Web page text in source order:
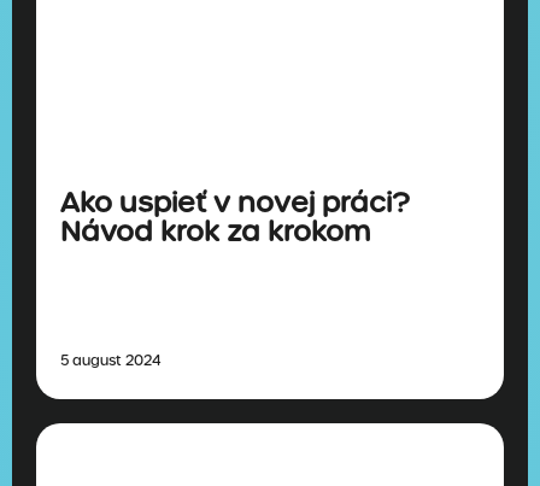
Ako uspieť v novej práci?
Návod krok za krokom
5 august 2024